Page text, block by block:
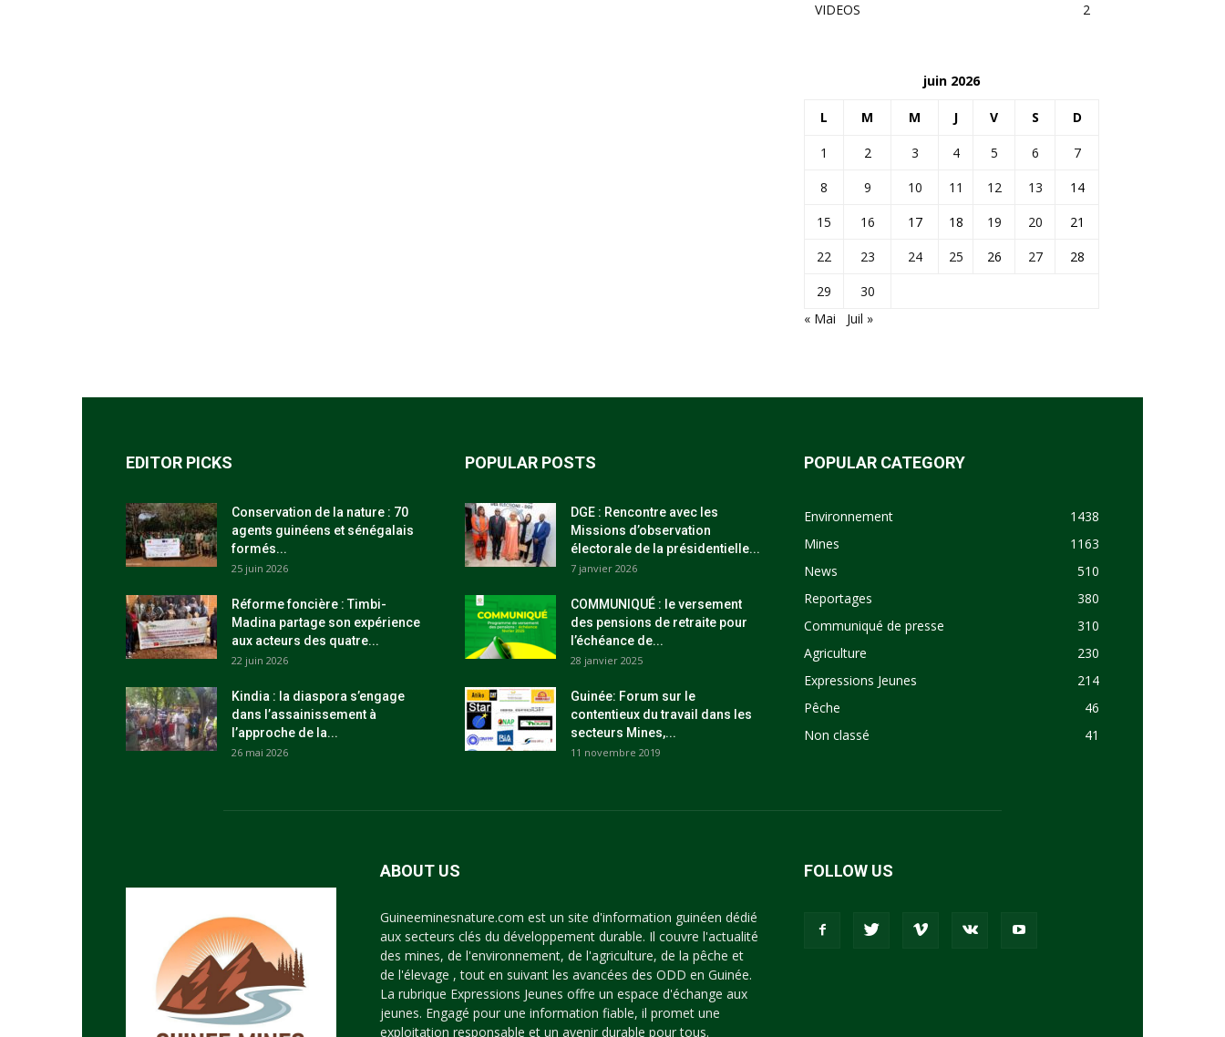
VIDEOS
2
juin 2026
L M M J V S D
1 2 3 4 5 6
7
8
9 10 11 12 13
14
15
16 17 18 19 20
21
22
23 24 25 26 27
28
29
30
« Mai
Juil »
EDITOR PICKS
Conservation de la nature : 70
agents guinéens et sénégalais
formés...
25 juin 2026
Réforme foncière : Timbi-
Madina partage son expérience
aux acteurs des quatre...
22 juin 2026
Kindia : la diaspora s’engage
dans l’assainissement à
l’approche de la...
26 mai 2026
POPULAR POSTS
DGE : Rencontre avec les
Missions d’observation
électorale de la présidentielle...
7 janvier 2026
COMMUNIQUÉ : le versement
des pensions de retraite pour
l’échéance de...
28 janvier 2025
Guinée: Forum sur le
contentieux du travail dans les
secteurs Mines,...
11 novembre 2019
POPULAR CATEGORY
Environnement
1438
Mines
1163
News
510
Reportages
380
Communiqué de presse
310
Agriculture
230
Expressions Jeunes
214
Pêche
46
Non classé
41
ABOUT US
Guineeminesnature.com est un site d'information guinéen dédié
aux secteurs clés du développement durable. Il couvre l'actualité
des mines, de l'environnement, de l'agriculture, de la pêche et
de l'élevage , tout en suivant les avancées des ODD en Guinée.
La rubrique Expressions Jeunes offre un espace d'échange aux
jeunes. Engagé pour une information fiable, il promet une
exploitation responsable et un avenir durable pour tous.
FOLLOW US